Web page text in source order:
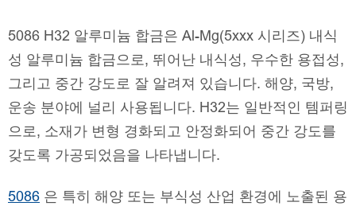
5086 H32 알루미늄 합금은 Al-Mg(5xxx 시리즈) 내식
성 알루미늄 합금으로, 뛰어난 내식성, 우수한 용접성,
그리고 중간 강도로 잘 알려져 있습니다. 해양, 국방,
운송 분야에 널리 사용됩니다. H32는 일반적인 템퍼링
으로, 소재가 변형 경화되고 안정화되어 중간 강도를
갖도록 가공되었음을 나타냅니다.
5086 은 특히 해양 또는 부식성 산업 환경에 노출된 용